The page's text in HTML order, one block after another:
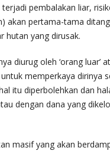
terjadi pembalakan liar,
akan pertama-tama
hutan yang dirusak.
diurug oleh ‘orang luar’
untuk memperkaya dirinya
itu diperbolehkan dan
dengan dana yang
masif yang akan